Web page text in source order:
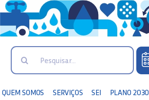
Search
QUEM SOMOS SERVIÇOS SEI PLANO 2030